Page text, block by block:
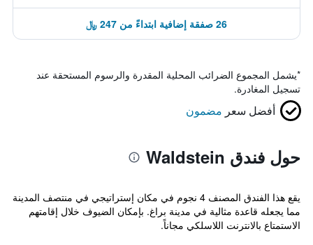
26 صفقة إضافية ابتداءً من 247 ﷼
*يشمل المجموع الضرائب المحلية المقدرة والرسوم المستحقة عند
تسجيل المغادرة.
أفضل سعر مضمون
حول فندق Waldstein
يقع هذا الفندق المصنف 4 نجوم في مكان إستراتيجي في منتصف المدينة
مما يجعله قاعدة مثالية في مدينة براغ. بإمكان الضيوف خلال إقامتهم
الاستمتاع بالانترنت اللاسلكي مجاناً.